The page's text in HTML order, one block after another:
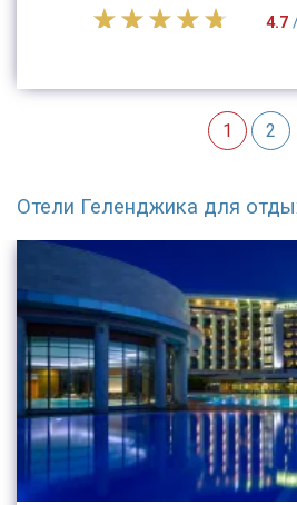
4.7/
1 2
Отели Геленджика для